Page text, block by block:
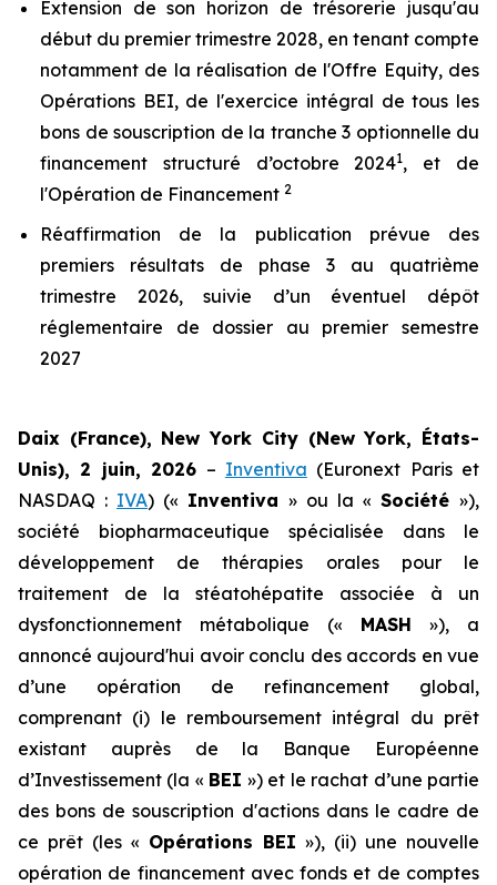
Extension de son horizon de trésorerie jusqu'au
début du premier trimestre 2028, en tenant compte
notamment de la réalisation de l'Offre Equity, des
Opérations BEI, de l'exercice intégral de tous les
bons de souscription de la tranche 3 optionnelle du
financement structuré d’octobre 20241, et de
l'Opération de Financement 2
Réaffirmation de la publication prévue des
premiers résultats de phase 3 au quatrième
trimestre 2026, suivie d’un éventuel dépôt
réglementaire de dossier au premier semestre
2027
Daix (France), New York City (New York, États-
Unis), 2 juin, 2026 – Inventiva (Euronext Paris et
NASDAQ : IVA) (« Inventiva » ou la « Société »),
société biopharmaceutique spécialisée dans le
développement de thérapies orales pour le
traitement de la stéatohépatite associée à un
dysfonctionnement métabolique (« MASH »), a
annoncé aujourd'hui avoir conclu des accords en vue
d’une opération de refinancement global,
comprenant (i) le remboursement intégral du prêt
existant auprès de la Banque Européenne
d’Investissement (la « BEI ») et le rachat d’une partie
des bons de souscription d'actions dans le cadre de
ce prêt (les « Opérations BEI »), (ii) une nouvelle
opération de financement avec fonds et de comptes